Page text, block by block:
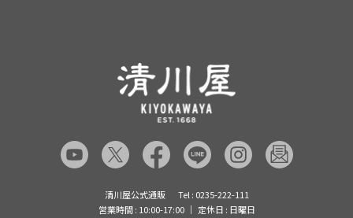
よくあるご質問（FAQ）
あんしんの品質保証について（産直品）
品質保証について（通常品）
清川屋のレビューを見る
清川屋公式通販
Tel : 0235-222-111
営業時間 : 10:00-17:00
定休日 : 日曜日